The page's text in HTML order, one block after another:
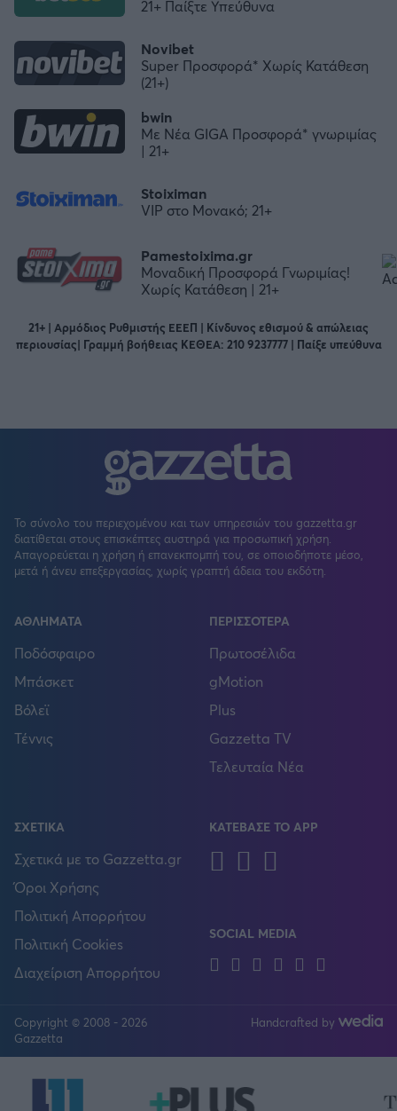
bwin
Με Νέα GIGA Προσφορά* γνωριμίας
| 21+
Stoiximan
VIP στο Μονακό; 21+
Novibet
Super Προσφορά* Χωρίς Κατάθεση
(21+)
Pamestoixima.gr
Μοναδική Προσφορά Γνωριμίας!
Χωρίς Κατάθεση | 21+
21+ Παίξτε Υπεύθυνα
21+ | Αρμόδιος Ρυθμιστής ΕΕΕΠ | Κίνδυνος εθισμού & απώλειας
περιουσίας| Γραμμή βοήθειας ΚΕΘΕΑ: 210 9237777 | Παίξε υπεύθυνα
Το σύνολο του περιεχομένου και των υπηρεσιών του gazzetta.gr
διατίθεται στους επισκέπτες αυστηρά για προσωπική χρήση.
Απαγορεύεται η χρήση ή επανεκπομπή του, σε οποιοδήποτε μέσο,
μετά ή άνευ επεξεργασίας, χωρίς γραπτή άδεια του εκδότη.
ΑΘΛΗΜΑΤΑ
Ποδόσφαιρο
Μπάσκετ
Βόλεϊ
Τέννις
ΠΕΡΙΣΣΟΤΕΡΑ
Πρωτοσέλιδα
gMotion
Plus
Gazzetta TV
Τελευταία Νέα
ΣΧΕΤΙΚΑ
Σχετικά με το Gazzetta.gr
Όροι Χρήσης
Πολιτική Απορρήτου
Πολιτική Cookies
Διαχείριση Απορρήτου
ΚΑΤΕΒΑΣΕ ΤΟ APP
Android
IOS
SOCIAL MEDIA
Facebook
TwitterInstagram
YouTube
TikTok
Copyright © 2008 - 2026
Gazzetta
Handcrafted by